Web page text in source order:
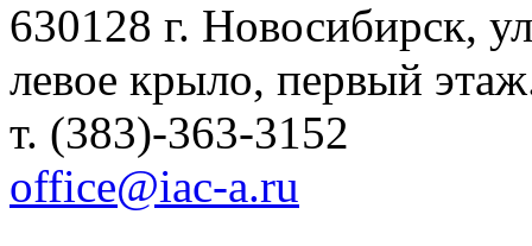
630128 г. Новосибирск,
левое крыло, первый
т. (383)-363-3152
office@iac-a.ru